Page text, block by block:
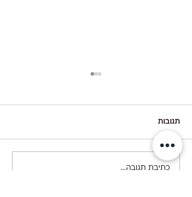
קיש ברוקולי עם גבינות
תגובות
כתיבת תגובה...